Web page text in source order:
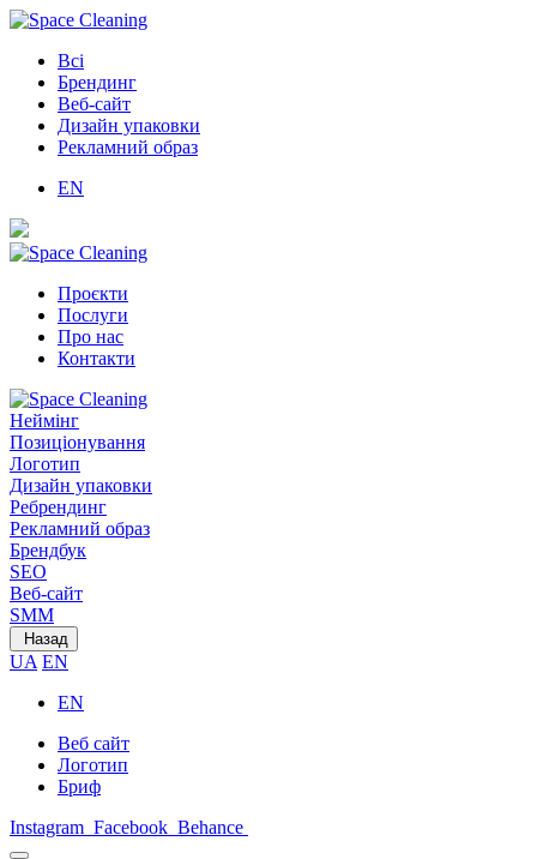
Всі
Брендинг
Веб-сайт
Дизайн упаковки
Рекламний образ
EN
Проєкти
Послуги
Про нас
Контакти
Неймінг
Позиціонування
Логотип
Дизайн упаковки
Ребрендинг
Рекламний образ
Брендбук
SEO
Веб-сайт
SMM
Назад
UA EN
EN
Веб сайт
Логотип
Бриф
Instagram Facebook Behance